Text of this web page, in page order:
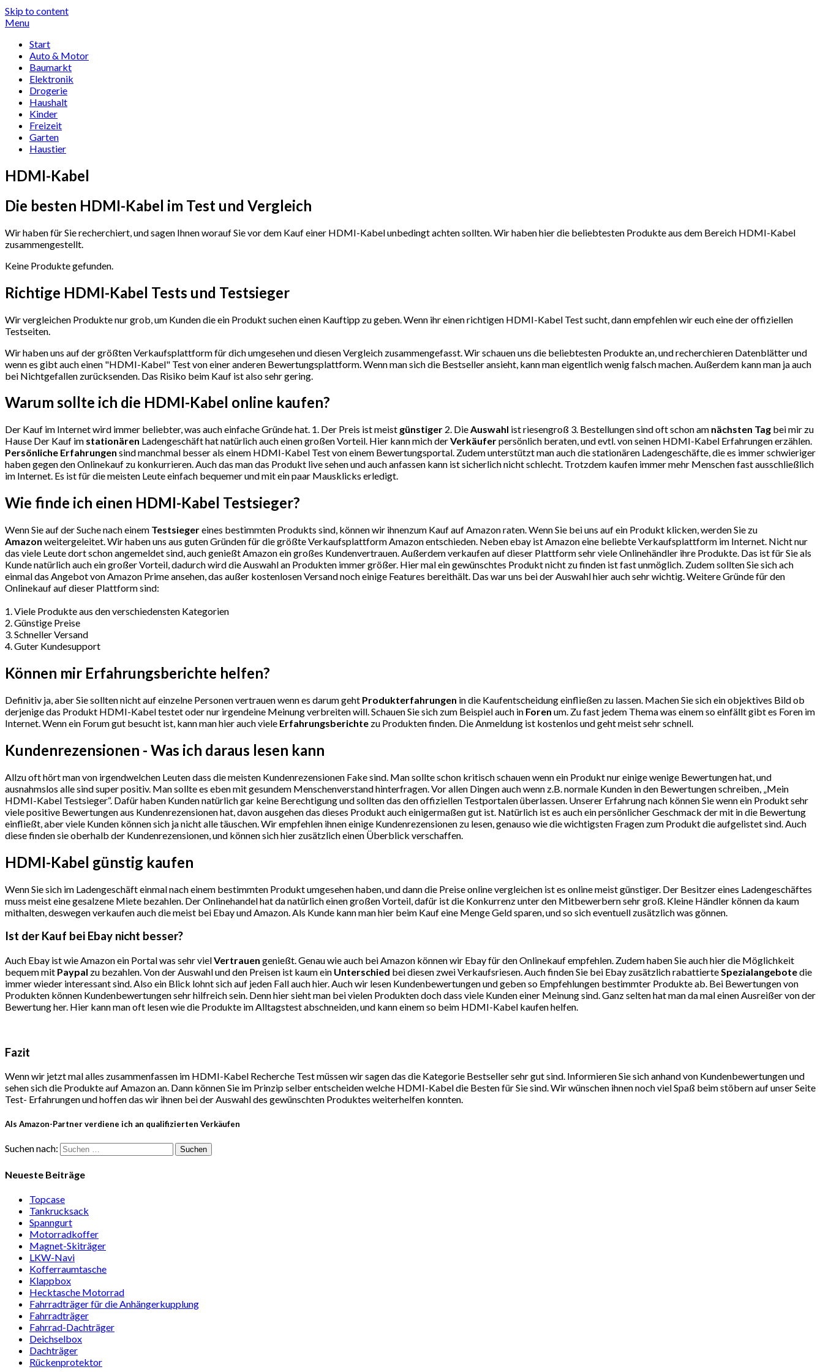
Skip to content
Menu
Start
Auto & Motor
Baumarkt
Elektronik
Drogerie
Haushalt
Kinder
Freizeit
Garten
Haustier
HDMI-Kabel
Die besten HDMI-Kabel im Test und Vergleich
Wir haben für Sie recherchiert, und sagen Ihnen worauf Sie vor dem Kauf einer HDMI-Kabel unbedingt achten sollten. Wir haben hier die beliebtesten Produkte aus dem Bereich HDMI-Kabel
zusammengestellt.
Keine Produkte gefunden.
Richtige HDMI-Kabel Tests und Testsieger
Wir vergleichen Produkte nur grob, um Kunden die ein Produkt suchen einen Kauftipp zu geben. Wenn ihr einen richtigen HDMI-Kabel Test sucht, dann empfehlen wir euch eine der offiziellen
Testseiten.
Wir haben uns auf der größten Verkaufsplattform für dich umgesehen und diesen Vergleich zusammengefasst. Wir schauen uns die beliebtesten Produkte an, und recherchieren Datenblätter und
wenn es gibt auch einen "HDMI-Kabel" Testvon einer anderen Bewertungsplattform. Wenn man sich die Bestseller ansieht, kann man eigentlich wenig falsch machen. Außerdem kann man ja auch
bei Nichtgefallen zurücksenden. Das Risiko beim Kauf ist also sehr gering.
Warum sollte ich die HDMI-Kabel online kaufen?
Der Kauf im Internet wird immer beliebter, was auch einfache Gründe hat. 1. Der Preis ist meist günstiger 2. DieAuswahl ist riesengroß 3. Bestellungen sind oft schon am nächsten Tag bei mir zu
Hause Der Kauf im stationären Ladengeschäft hat natürlich auch einen großen Vorteil. Hier kann mich derVerkäuferpersönlich beraten, und evtl. von seinen HDMI-Kabel Erfahrungen erzählen.
Persönliche Erfahrungen sind manchmal besser als einem HDMI-Kabel Test von einem Bewertungsportal. Zudem unterstützt man auch die stationären Ladengeschäfte, die es immer schwieriger
haben gegen den Onlinekauf zu konkurrieren. Auch das man das Produkt live sehen und auch anfassen kann ist sicherlich nicht schlecht. Trotzdem kaufen immer mehr Menschen fast ausschließlich
im Internet. Es ist für die meisten Leute einfach bequemer und mit ein paar Mausklicks erledigt.
Wie finde ich einen HDMI-Kabel Testsieger?
Wenn Sie auf der Suche nach einem Testsiegereines bestimmten Produkts sind, können wir ihnenzum Kauf auf Amazon raten. Wenn Sie bei uns auf ein Produkt klicken, werden Sie zu
Amazon weitergeleitet. Wir haben uns aus guten Gründen für die größte Verkaufsplattform Amazon entschieden. Neben ebay ist Amazon eine beliebte Verkaufsplattform im Internet. Nicht nur
das viele Leute dort schon angemeldet sind, auch genießt Amazon ein großes Kundenvertrauen. Außerdem verkaufen auf dieser Plattform sehr viele Onlinehändler ihre Produkte. Das ist für Sie als
Kunde natürlich auch ein großer Vorteil, dadurch wird die Auswahl an Produkten immer größer. Hier mal ein gewünschtes Produkt nicht zu finden ist fast unmöglich. Zudem sollten Sie sich ach
einmal das Angebot von Amazon Prime ansehen, das außer kostenlosen Versand noch einige Features bereithält. Das war uns bei der Auswahl hier auch sehr wichtig. Weitere Gründe für den
Onlinekauf auf dieser Plattform sind:
1. Viele Produkte aus den verschiedensten Kategorien
2. Günstige Preise
3. Schneller Versand
4. Guter Kundesupport
Können mir Erfahrungsberichte helfen?
Definitiv ja, aber Sie sollten nicht auf einzelne Personen vertrauen wenn es darum geht Produkterfahrungen in die Kaufentscheidung einfließen zu lassen. Machen Sie sich ein objektives Bild ob
derjenige das Produkt HDMI-Kabel testet oder nur irgendeine Meinung verbreiten will. Schauen Sie sich zum Beispiel auch in Foren um. Zu fast jedem Thema was einem so einfällt gibt es Foren im
Internet. Wenn ein Forum gut besucht ist, kann man hier auch viele Erfahrungsberichte zu Produkten finden. Die Anmeldung ist kostenlos und geht meist sehr schnell.
Kundenrezensionen - Was ich daraus lesen kann
Allzu oft hört man von irgendwelchen Leuten dass die meisten Kundenrezensionen Fake sind. Man sollte schon kritisch schauen wenn ein Produkt nur einige wenige Bewertungen hat, und
ausnahmslos alle sind super positiv. Man sollte es eben mit gesundem Menschenverstand hinterfragen. Vor allen Dingen auch wenn z.B. normale Kunden in den Bewertungen schreiben, „Mein
HDMI-Kabel Testsieger“. Dafür haben Kunden natürlich gar keine Berechtigung und sollten das den offiziellen Testportalen überlassen. Unserer Erfahrung nach können Sie wenn ein Produkt sehr
viele positive Bewertungen aus Kundenrezensionen hat, davon ausgehen das dieses Produkt auch einigermaßen gut ist. Natürlich ist es auch ein persönlicher Geschmack der mit in die Bewertung
einfließt, aber viele Kunden können sich ja nicht alle täuschen. Wir empfehlen ihnen einige Kundenrezensionen zu lesen, genauso wie die wichtigsten Fragen zum Produkt die aufgelistet sind. Auch
diese finden sie oberhalb der Kundenrezensionen, und können sich hier zusätzlich einen Überblick verschaffen.
HDMI-Kabel günstig kaufen
Wenn Sie sich im Ladengeschäft einmal nach einem bestimmten Produkt umgesehen haben, und dann die Preise online vergleichen ist es online meist günstiger. Der Besitzer eines Ladengeschäftes
muss meist eine gesalzene Miete bezahlen. Der Onlinehandel hat da natürlich einen großen Vorteil, dafür ist die Konkurrenz unter den Mitbewerbern sehr groß. Kleine Händler können da kaum
mithalten, deswegen verkaufen auch die meist bei Ebay und Amazon. Als Kunde kann man hier beim Kauf eine Menge Geld sparen, und so sich eventuell zusätzlich was gönnen.
Ist der Kauf bei Ebay nicht besser?
Auch Ebay ist wie Amazon ein Portal was sehr vielVertrauen genießt. Genau wie auch bei Amazon können wir Ebay für den Onlinekauf empfehlen. Zudem haben Sie auch hier die Möglichkeit
bequem mit Paypal zu bezahlen. Von der Auswahl und den Preisen ist kaum ein Unterschied bei diesen zwei Verkaufsriesen. Auch finden Sie bei Ebay zusätzlich rabattierteSpezialangebotedie
immer wieder interessant sind. Also ein Blick lohnt sich auf jeden Fall auch hier. Auch wir lesen Kundenbewertungen und geben so Empfehlungen bestimmter Produkte ab. Bei Bewertungen von
Produkten können Kundenbewertungen sehr hilfreich sein. Denn hier sieht man bei vielen Produkten doch dass viele Kunden einer Meinung sind. Ganz selten hat man da mal einen Ausreißer von der
Bewertung her. Hier kann man oft lesen wie die Produkte im Alltagstest abschneiden, und kann einem so beim HDMI-Kabel kaufen helfen.
Fazit
Wenn wir jetzt mal alles zusammenfassen im HDMI-Kabel Recherche Test müssen wir sagen das die Kategorie Bestseller sehr gut sind. Informieren Sie sich anhand von Kundenbewertungen und
sehen sich die Produkte auf Amazon an. Dann können Sie im Prinzip selber entscheiden welche HDMI-Kabel die Besten für Sie sind. Wir wünschen ihnen noch viel Spaß beim stöbern auf unser Seite
Test- Erfahrungen und hoffen das wir ihnen bei der Auswahl des gewünschten Produktes weiterhelfen konnten.
Als Amazon-Partner verdiene ich an qualifizierten Verkäufen
Suchen nach:
Neueste Beiträge
Topcase
Tan­kruck­sack
Spann­gurt
Motor­rad­koffer
Magnet-Ski­träger
LKW-Navi
Kof­fer­raum­ta­sche
Klappbox
Heck­ta­sche Motorrad
Fahr­rad­träger für die Anhän­ger­kup­p­lung
Fahr­rad­träger
Fahrrad-Dach­träger
Deich­selbox
Dach­träger
Rücken­pro­tektor